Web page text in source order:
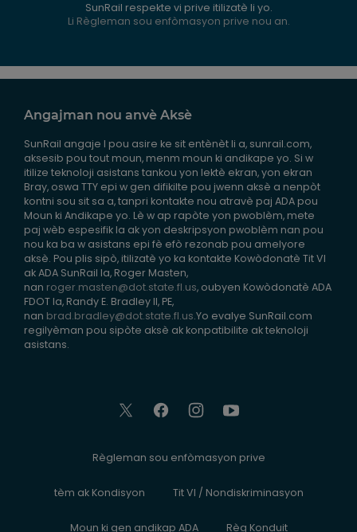
SunRail respekte vi prive itilizatè li yo.
Li Règleman sou enfòmasyon prive nou an.
Angajman nou anvè Aksè
SunRail angaje l pou asire ke sit entènèt li a, sunrail.com,
aksesib pou tout moun, menm moun ki andikape yo. Si w
itilize teknoloji asistans tankou yon lektè ekran, yon ekran
Bray, oswa TTY epi w gen difikilte pou jwenn aksè a nenpòt
kontni sou sit sa a, tanpri kontakte nou atravè paj ADA pou
Moun ki Andikape yo. Lè w ap rapòte yon pwoblèm, mete
paj wèb espesifik la ak yon deskripsyon pwoblèm nan pou
nou ka ba w asistans epi fè efò rezonab pou amelyore
aksè. Pou plis sipò, itilizatè yo ka kontakte Kowòdonatè Tit VI
ak ADA SunRail la, Roger Masten,
nan roger.masten@dot.state.fl.us, oubyen Kowòdonatè ADA
FDOT la, Randy E. Bradley II, PE,
nan brad.bradley@dot.state.fl.us.Yo evalye SunRail.com
regilyèman pou sipòte aksè ak konpatibilite ak teknoloji
asistans.
Règleman sou enfòmasyon prive
tèm ak Kondisyon Tit VI / Nondiskriminasyon
Moun ki gen andikap ADA Règ Konduit